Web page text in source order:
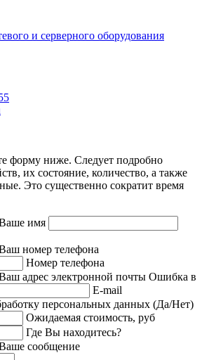
и серверного оборудования
форму ниже. Следует подробно
их состояние, количество, а также
Это существенно сократит время
имя
номер телефона
Номер телефона
адрес электронной почты Ошибка в
E-mail
персональных данных (Да/Нет)
Ожидаемая стоимость, руб
Где Вы находитесь?
сообщение